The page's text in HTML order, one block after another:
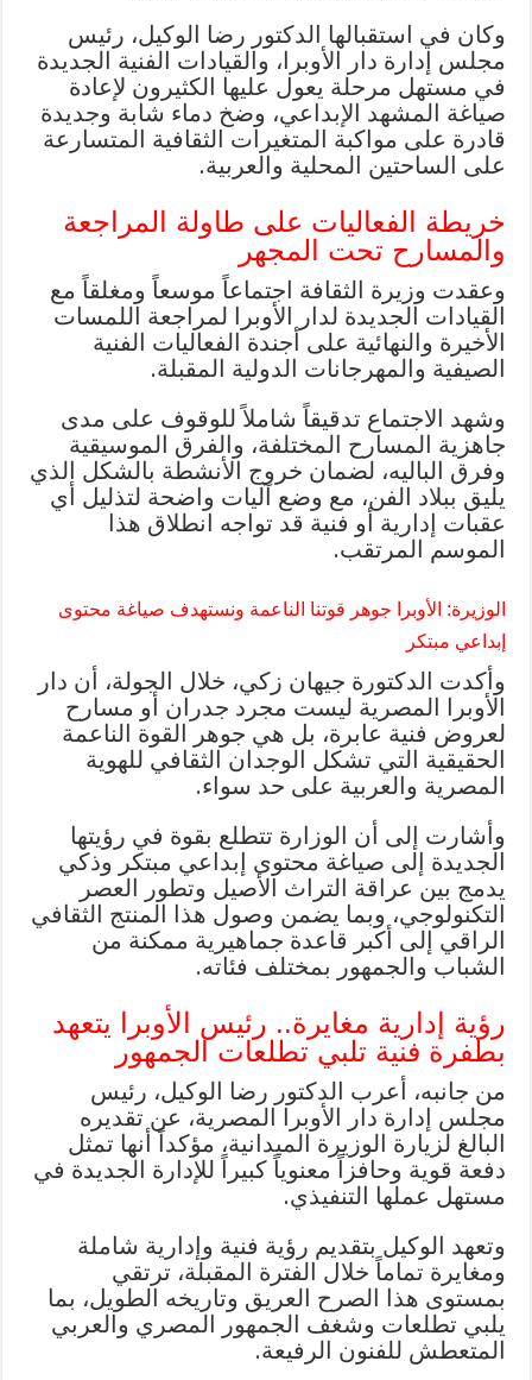
وكان في استقبالها الدكتور رضا الوكيل، رئيس
مجلس إدارة دار الأوبرا، والقيادات الفنية الجديدة
في مستهل مرحلة يعول عليها الكثيرون لإعادة
صياغة المشهد الإبداعي، وضخ دماء شابة وجديدة
قادرة على مواكبة المتغيرات الثقافية المتسارعة
على الساحتين المحلية والعربية.
خريطة الفعاليات على طاولة المراجعة
والمسارح تحت المجهر
وعقدت وزيرة الثقافة اجتماعاً موسعاً ومغلقاً مع
القيادات الجديدة لدار الأوبرا لمراجعة اللمسات
الأخيرة والنهائية على أجندة الفعاليات الفنية
الصيفية والمهرجانات الدولية المقبلة.
وشهد الاجتماع تدقيقاً شاملاً للوقوف على مدى
جاهزية المسارح المختلفة، والفرق الموسيقية
وفرق الباليه، لضمان خروج الأنشطة بالشكل الذي
يليق ببلاد الفن، مع وضع آليات واضحة لتذليل أي
عقبات إدارية أو فنية قد تواجه انطلاق هذا
الموسم المرتقب.
الوزيرة: الأوبرا جوهر قوتنا الناعمة ونستهدف صياغة محتوى
إبداعي مبتكر
وأكدت الدكتورة جيهان زكي، خلال الجولة، أن دار
الأوبرا المصرية ليست مجرد جدران أو مسارح
لعروض فنية عابرة، بل هي جوهر القوة الناعمة
الحقيقية التي تشكل الوجدان الثقافي للهوية
المصرية والعربية على حد سواء.
وأشارت إلى أن الوزارة تتطلع بقوة في رؤيتها
الجديدة إلى صياغة محتوى إبداعي مبتكر وذكي
يدمج بين عراقة التراث الأصيل وتطور العصر
التكنولوجي، وبما يضمن وصول هذا المنتج الثقافي
الراقي إلى أكبر قاعدة جماهيرية ممكنة من
الشباب والجمهور بمختلف فئاته.
رؤية إدارية مغايرة.. رئيس الأوبرا يتعهد
بطفرة فنية تلبي تطلعات الجمهور
من جانبه، أعرب الدكتور رضا الوكيل، رئيس
مجلس إدارة دار الأوبرا المصرية، عن تقديره
البالغ لزيارة الوزيرة الميدانية، مؤكداً أنها تمثل
دفعة قوية وحافزاً معنوياً كبيراً للإدارة الجديدة في
مستهل عملها التنفيذي.
وتعهد الوكيل بتقديم رؤية فنية وإدارية شاملة
ومغايرة تماماً خلال الفترة المقبلة، ترتقي
بمستوى هذا الصرح العريق وتاريخه الطويل، بما
يلبي تطلعات وشغف الجمهور المصري والعربي
المتعطش للفنون الرفيعة.